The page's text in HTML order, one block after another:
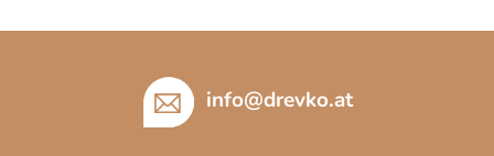
info@drevko.at